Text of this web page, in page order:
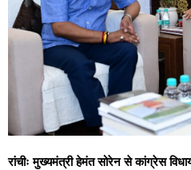
रांचीः मुख्यमंत्री हेमंत सोरेन से कांग्रेस